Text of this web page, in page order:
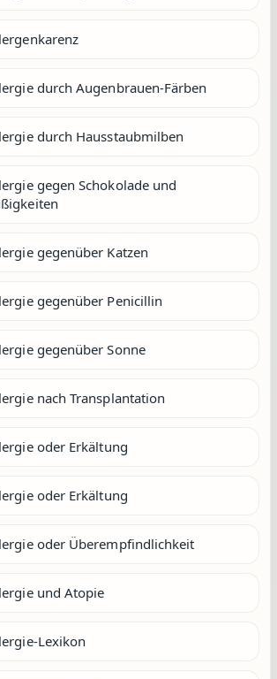
durch Augenbrauen-Färben
durch Hausstaubmilben
gegen Schokolade und
gegenüber Katzen
gegenüber Penicillin
gegenüber Sonne
nach Transplantation
oder Erkältung
oder Erkältung
oder Überempfindlichkeit
und Atopie
Lexikon